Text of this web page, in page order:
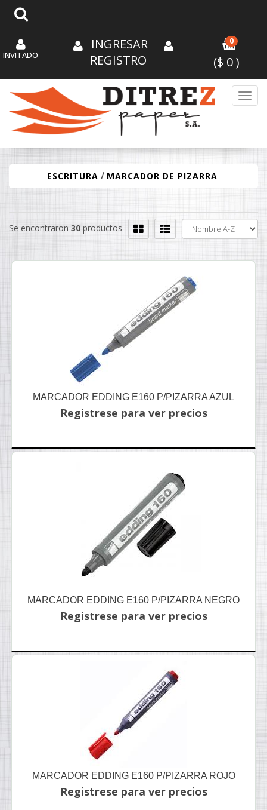
INVITADO
INGRESAR
REGISTRO
0
($ 0)
ESCRITURA / MARCADOR DE PIZARRA
Se encontraron 30 productos
MARCADOR EDDING E160 P/PIZARRA AZUL
Registrese para ver precios
MARCADOR EDDING E160 P/PIZARRA NEGRO
Registrese para ver precios
MARCADOR EDDING E160 P/PIZARRA ROJO
Registrese para ver precios